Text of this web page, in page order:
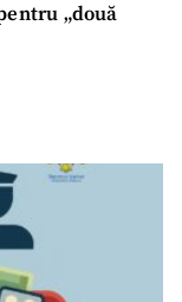
„două